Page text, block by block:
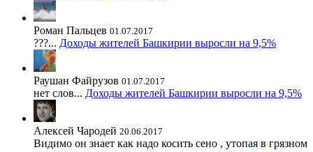
Роман Пальцев 01.07.2017
???... Доходы жителей Башкирии выросли на 9,5%
Раушан Файрузов 01.07.2017
нет слов... Доходы жителей Башкирии выросли на 9,5%
Алексей Чародей 20.06.2017
Видимо он знает как надо косить сено , утопая в грязном